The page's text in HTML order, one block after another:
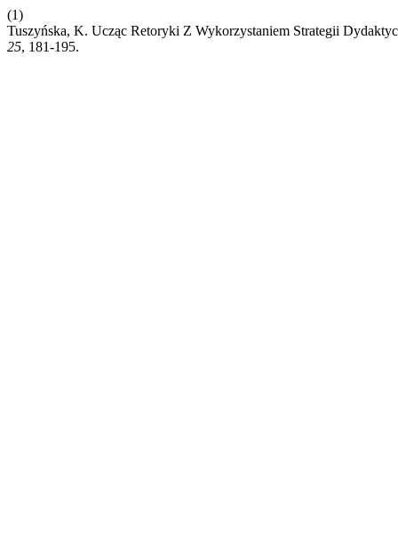
(1)
Tuszyńska, K. Ucząc Retoryki Z Wykorzystaniem Strategii
25, 181-195.